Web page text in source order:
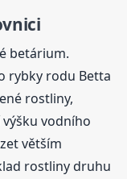
betárium.
rybky rodu Betta
rostliny,
vodního
větším
rostliny druhu